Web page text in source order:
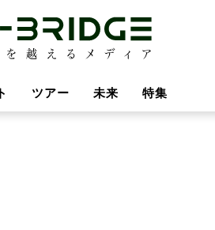
ツアー 未来 特集